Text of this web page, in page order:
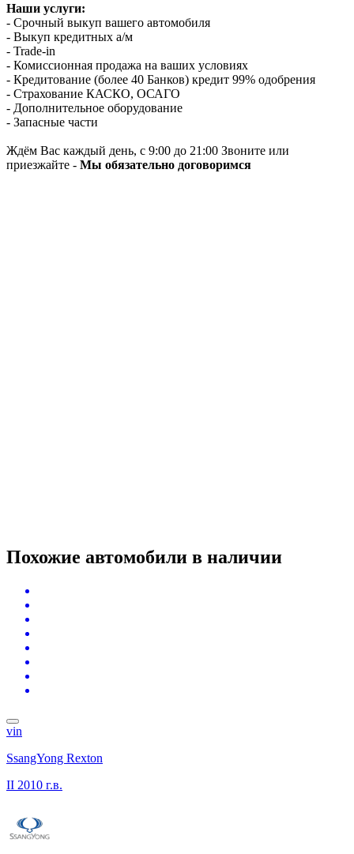
Наши услуги:
- Срочный выкуп вашего автомобиля
- Выкуп кредитных а/м
- Trade-in
- Комиссионная продажа на ваших условиях
- Кредитование (более 40 Банков) кредит 99% одобрения
- Страхование КАСКО, ОСАГО
- Дополнительное оборудование
- Запасные части
Ждём Вас каждый день, с 9:00 до 21:00 Звоните или
приезжайте - Мы обязательно договоримся
Похожие автомобили в наличии
vin
SsangYong Rexton
II 2010 г.в.